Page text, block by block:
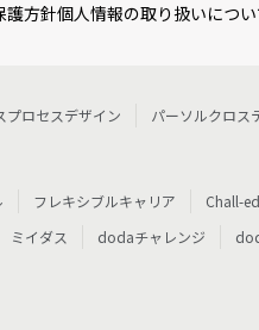
護方針個人情報の取り扱いについ
プロセスデザイン パーソルクロス
フレキシブルキャリア Chall-
ミイダス dodaチャレンジ